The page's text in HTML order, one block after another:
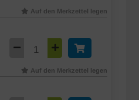
Auf den Merkzettel legen
Auf den Merkzettel legen